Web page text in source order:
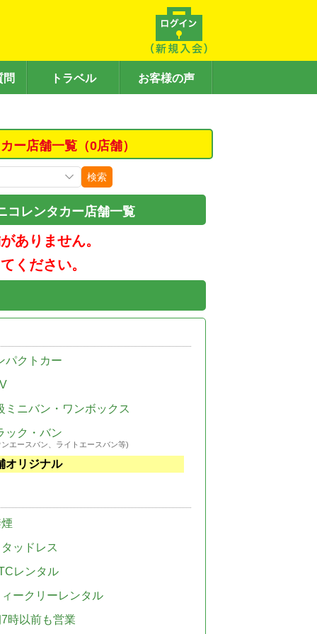
問 トラベル お客様の声
ー店舗一覧（0店舗）
検索
コレンタカー店舗一覧
ありません。
ください。
パクトカー
ミニバン・ワンボックス
ック・バン
エースバン、ライトエースバン等)
オリジナル
ッドレス
レンタル
ークリーレンタル
時以前も営業